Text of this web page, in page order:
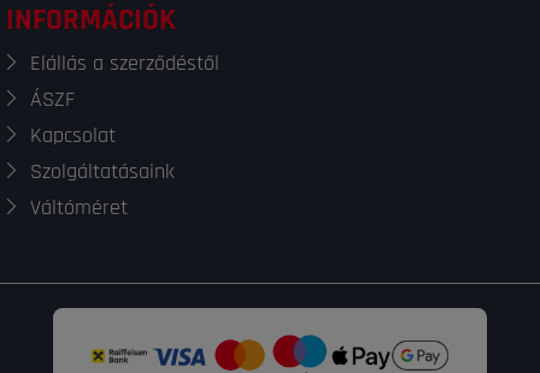
INFORMÁCIÓK
Elállás a szerződéstől
ÁSZF
Kapcsolat
Szolgáltatásaink
Váltóméret